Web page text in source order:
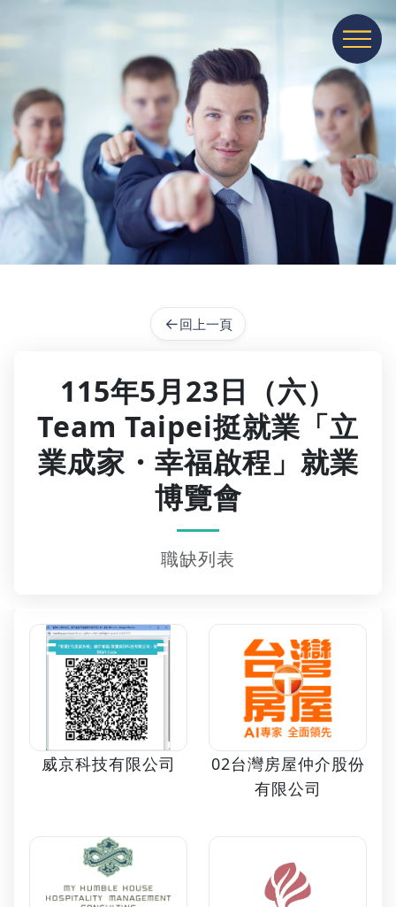
展開或收
←回上一頁
115年5月23日（六）
Team Taipei挺就業「立
業成家・幸福啟程」就業
博覽會
職缺列表
威京科技有限公司
02台灣房屋仲介股份
有限公司